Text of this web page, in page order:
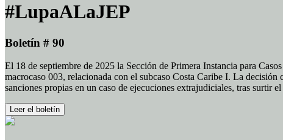
#LupaALaJEP
Boletín # 90
El 18 de septiembre de 2025 la Sección de Primera Instancia para
macrocaso 003, relacionada con el subcaso Costa Caribe I. La
sanciones propias en un caso de ejecuciones extrajudiciales, tras surtir
Leer el boletín